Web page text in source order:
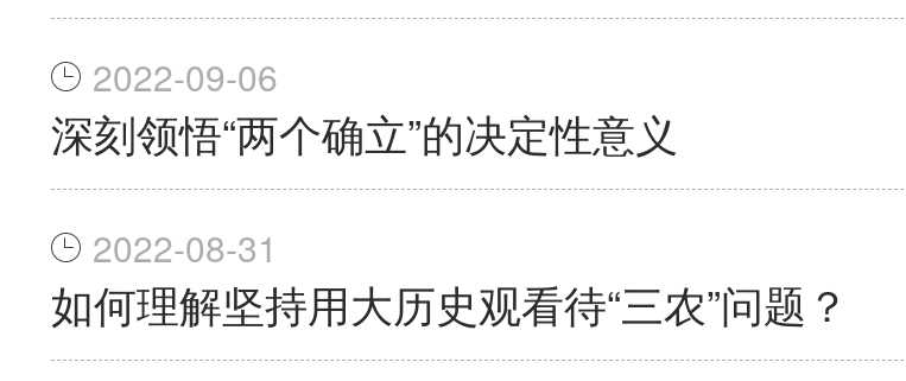
2022-09-06
深刻领悟“两个确立”的决定性意义
2022-08-31
如何理解坚持用大历史观看待“三农”问题？